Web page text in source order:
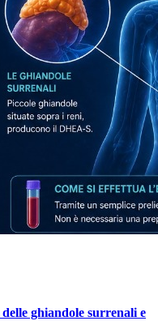
ghiandole surrenali e